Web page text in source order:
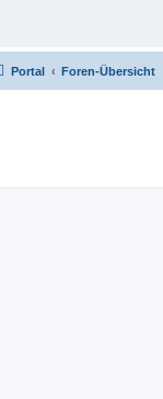
Portal Foren-Übersicht